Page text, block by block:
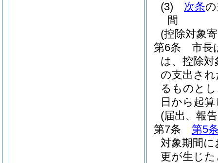
(3)
次条
間
(控除対象
第6条
市長
は、控除
の支出さ
るものと
日から起
(届出、報
第7条
第5
対象期間
更が生じ